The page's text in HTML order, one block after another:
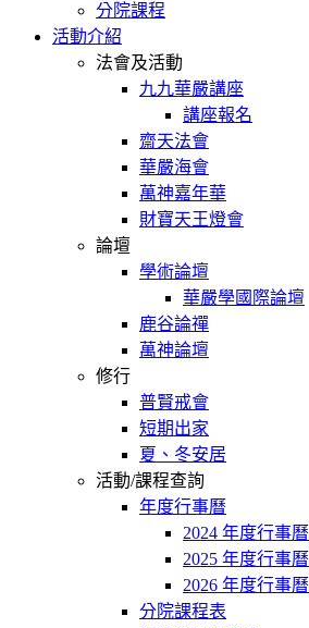
分院課程
活動介紹
法會及活動
九九華嚴講座
講座報名
齋天法會
華嚴海會
萬神嘉年華
財寶天王燈會
論壇
學術論壇
華嚴學國際論壇
鹿谷論禪
萬神論壇
修行
普賢戒會
短期出家
夏、冬安居
活動/課程查詢
年度行事曆
2024 年度行事曆
2025 年度行事曆
2026 年度行事曆
分院課程表